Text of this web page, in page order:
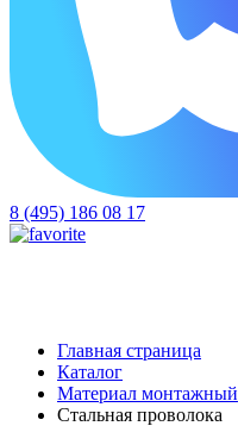
8 (495) 186 08 17
Главная страница
Каталог
Материал монтажный
Стальная проволока